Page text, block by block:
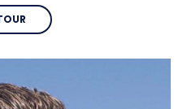
aux Jeux